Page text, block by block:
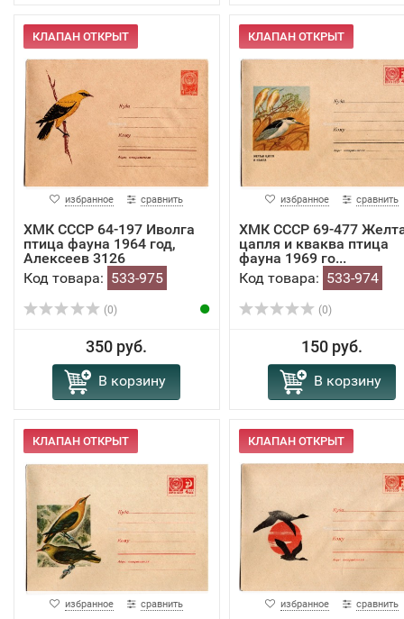
КЛАПАН ОТКРЫТ
избранное сравнить
ХМК СССР 64-197 Иволга
птица фауна 1964 год,
Алексеев 3126
Код товара: 533-975
(0)
350 руб.
В корзину
КЛАПАН ОТКРЫТ
избранное сравнить
ХМК СССР 69-477
цапля и кваква птица
фауна 1969 го...
Код товара: 533-974
(0)
150 руб.
В корзину
КЛАПАН ОТКРЫТ
избранное сравнить
КЛАПАН ОТКРЫТ
избранное сравнить